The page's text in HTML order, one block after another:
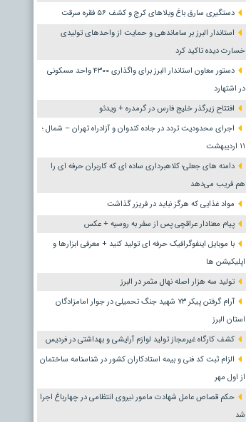
دستگیری سارق باغ ویلاهای کرج و کشف ۵۶ فقره سرقت
استاندار البرز بر ساماندهی و حمایت از واحدهای تولیدی
خسارت دیده تاکید کرد
دستور معاون استاندار البرز برای واگذاری ۴۳۰۰ واحد مسکونی
در اشتهارد
افتتاح زیرگذر خلیج فارس در گرمدره + ویدئو
اجرای محدودیت تردد در جاده کندوان و آزادراه تهران – شمال ؛
١١ اردیبهشت
دامنه های جعلی؛ کلاهبرداری ساده ای که کاربران حرفه ای را
هم فریب می‌دهد
مواد غذایی که هرگز نباید در فریزر گذاشت
پیام معنادار عراقچی پس از سفر به روسیه + عکس
با موبایل اینفوگرافیک حرفه ای تولید کنید + معرفی ابزارها و
اپلیکیشن ها
تولید سه هزار اصله نهال مثمر در البرز
آرام گرفتن پیکر ۷۳ شهید جنگ تحمیلی در جوار امامزادگان
استان البرز
کشف کارگاه غیرمجاز تولید لوازم آرایشی و بهداشتی در فردیس
الزام ثبت کد فنی و بیمه استادکاران کشور در شناسنامه ساختمان
از اول مهر
حکم قصاص عامل شهادت مامور نیروی انتظامی در چهارباغ اجرا
شد